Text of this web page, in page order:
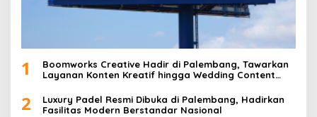
1
Boomworks Creative Hadir di Palembang, Tawarkan
Layanan Konten Kreatif hingga Wedding Content
2
Luxury Padel Resmi Dibuka di Palembang, Hadirkan
Fasilitas Modern Berstandar Nasional